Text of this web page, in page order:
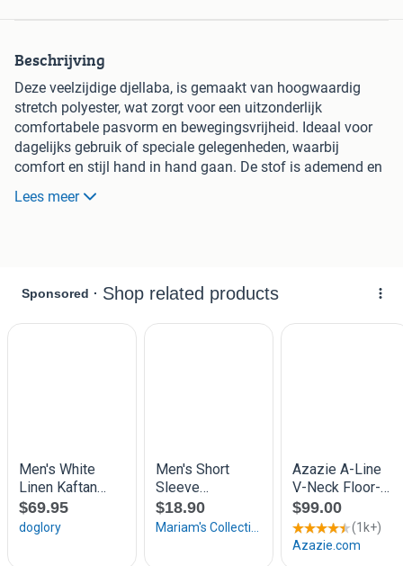
Beschrijving
Deze veelzijdige djellaba, is gemaakt van hoogwaardig
stretch polyester, wat zorgt voor een uitzonderlijk
comfortabele pasvorm en bewegingsvrijheid. Ideaal voor
dagelijks gebruik of speciale gelegenheden, waarbij
comfort en stijl hand in hand gaan. De stof is ademend en
onderhoudsvriendelijk.
Ook grote aantallen bespreekbaar.
Lees meer